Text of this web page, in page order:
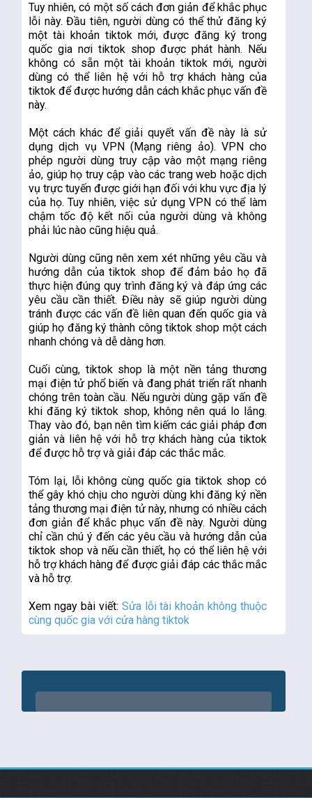
Tuy nhiên, có một số cách đơn giản để khắc phục
lỗi này. Đầu tiên, người dùng có thể thử đăng ký
một tài khoản tiktok mới, được đăng ký trong
quốc gia nơi tiktok shop được phát hành. Nếu
không có sẵn một tài khoản tiktok mới, người
dùng có thể liên hệ với hỗ trợ khách hàng của
tiktok để được hướng dẫn cách khắc phục vấn đề
này.
Một cách khác để giải quyết vấn đề này là sử
dụng dịch vụ VPN (Mạng riêng ảo). VPN cho
phép người dùng truy cập vào một mạng riêng
ảo, giúp họ truy cập vào các trang web hoặc dịch
vụ trực tuyến được giới hạn đối với khu vực địa lý
của họ. Tuy nhiên, việc sử dụng VPN có thể làm
chậm tốc độ kết nối của người dùng và không
phải lúc nào cũng hiệu quả.
Người dùng cũng nên xem xét những yêu cầu và
hướng dẫn của tiktok shop để đảm bảo họ đã
thực hiện đúng quy trình đăng ký và đáp ứng các
yêu cầu cần thiết. Điều này sẽ giúp người dùng
tránh được các vấn đề liên quan đến quốc gia và
giúp họ đăng ký thành công tiktok shop một cách
nhanh chóng và dễ dàng hơn.
Cuối cùng, tiktok shop là một nền tảng thương
mại điện tử phổ biến và đang phát triển rất nhanh
chóng trên toàn cầu. Nếu người dùng gặp vấn đề
khi đăng ký tiktok shop, không nên quá lo lắng.
Thay vào đó, bạn nên tìm kiếm các giải pháp đơn
giản và liên hệ với hỗ trợ khách hàng của tiktok
để được hỗ trợ và giải đáp các thắc mắc.
Tóm lại, lỗi không cùng quốc gia tiktok shop có
thể gây khó chịu cho người dùng khi đăng ký nền
tảng thương mại điện tử này, nhưng có nhiều cách
đơn giản để khắc phục vấn đề này. Người dùng
chỉ cần chú ý đến các yêu cầu và hướng dẫn của
tiktok shop và nếu cần thiết, họ có thể liên hệ với
hỗ trợ khách hàng để được giải đáp các thắc mắc
và hỗ trợ.
Xem ngay bài viết: Sửa lỗi tài khoản không thuộc
cùng quốc gia với cửa hàng tiktok